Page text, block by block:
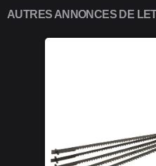
AUTRES ANNONCES DE